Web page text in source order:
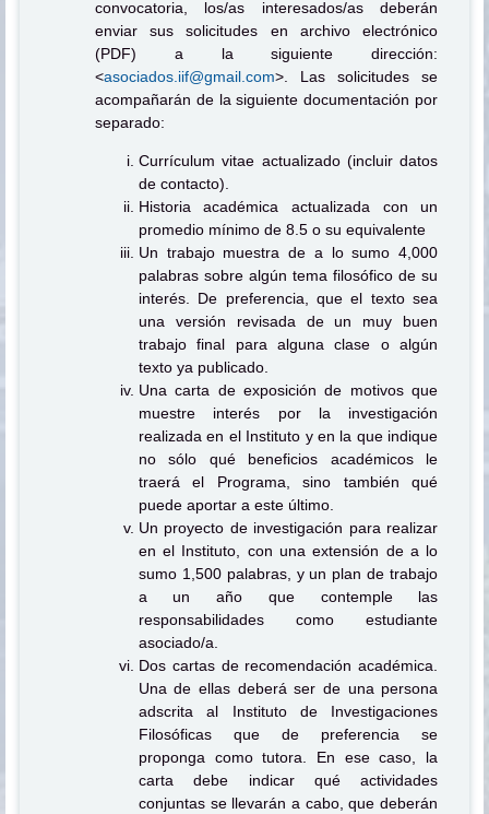
convocatoria, los/as interesados/as deberán
enviar sus solicitudes en archivo electrónico
(PDF) a la siguiente dirección:
<asociados.iif@gmail.com>. Las solicitudes se
acompañarán de la siguiente documentación por
separado:
Currículum vitae actualizado (incluir datos
de contacto).
Historia académica actualizada con un
promedio mínimo de 8.5 o su equivalente
Un trabajo muestra de a lo sumo 4,000
palabras sobre algún tema filosófico de su
interés. De preferencia, que el texto sea
una versión revisada de un muy buen
trabajo final para alguna clase o algún
texto ya publicado.
Una carta de exposición de motivos que
muestre interés por la investigación
realizada en el Instituto y en la que indique
no sólo qué beneficios académicos le
traerá el Programa, sino también qué
puede aportar a este último.
Un proyecto de investigación para realizar
en el Instituto, con una extensión de a lo
sumo 1,500 palabras, y un plan de trabajo
a un año que contemple las
responsabilidades como estudiante
asociado/a.
Dos cartas de recomendación académica.
Una de ellas deberá ser de una persona
adscrita al Instituto de Investigaciones
Filosóficas que de preferencia se
proponga como tutora. En ese caso, la
carta debe indicar qué actividades
conjuntas se llevarán a cabo, que deberán